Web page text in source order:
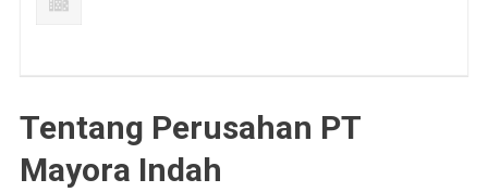
Tentang Perusahan PT
Mayora Indah